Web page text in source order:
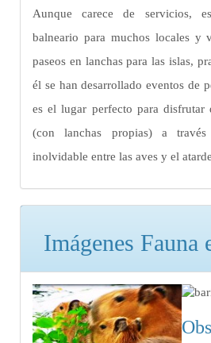
Aunque carece de servicios,
balneario para muchos locales y
paseos en lanchas para las islas,
él se han desarrollado eventos de
es el lugar perfecto para disfrutar
(con lanchas propias) a
inolvidable entre las aves y el
Imágenes Fauna